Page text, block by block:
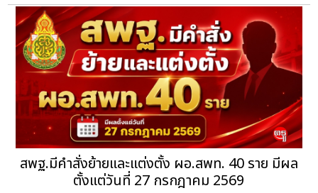
สพฐ.มีคำสั่งย้ายและแต่งตั้ง ผอ.สพท. 40 ราย มีผล
ตั้งแต่วันที่ 27 กรกฎาคม 2569